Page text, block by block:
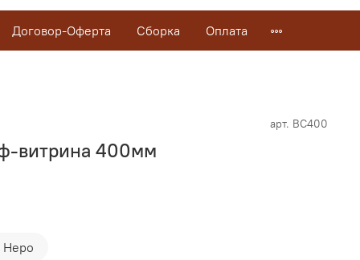
Договор-Оферта Сборка Оплата
арт. ВС400
витрина 400мм
Неро